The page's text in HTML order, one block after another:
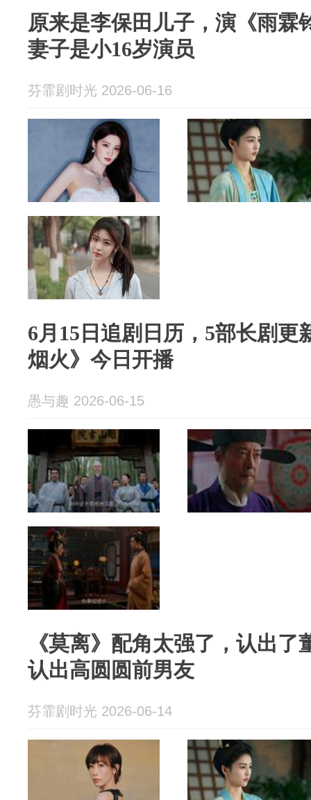
原来是李保田儿子，演《雨霖
妻子是小16岁演员
芬霏剧时光 2026-06-16
6月15日追剧日历，5部长剧更
烟火》今日开播
愚与趣 2026-06-15
《莫离》配角太强了，认出
认出高圆圆前男友
芬霏剧时光 2026-06-14